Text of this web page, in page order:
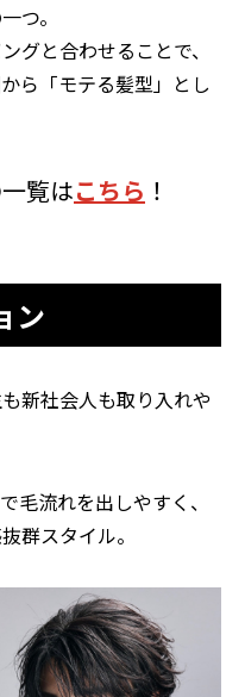
つ。
グと合わせることで、
ら「モテる髪型」とし
覧はこちら ！
ン
新社会人も取り入れや
毛流れを出しやすく、
群スタイル。